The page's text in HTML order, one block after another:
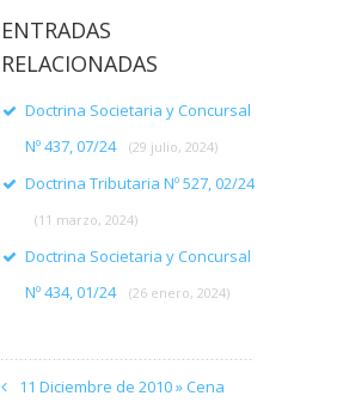
ENTRADAS
RELACIONADAS
Doctrina Societaria y Concursal
Nº 437, 07/24
(29 julio, 2024)
Doctrina Tributaria Nº 527, 02/24
(11 marzo, 2024)
Doctrina Societaria y Concursal
Nº 434, 01/24
(26 enero, 2024)
11 Diciembre de 2010 » Cena